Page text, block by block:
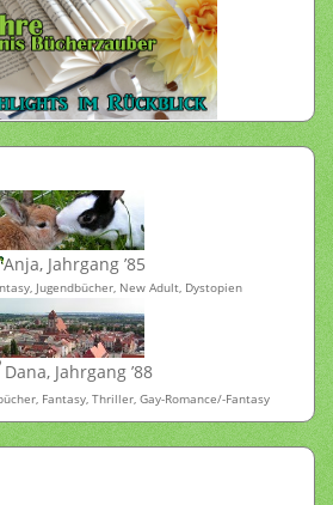
Anja, Jahrgang ’85
Jugendbücher, New Adult, Dystopien
Dana, Jahrgang ’88
Fantasy, Thriller, Gay-Romance/-Fantasy